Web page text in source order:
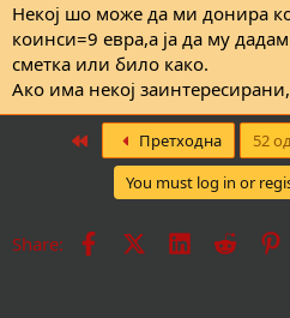
Некој шо може да ми донира
коинси=9 евра,а ја да му
сметка или било како.
Ако има некој
Претходна 52
You must log in or
Share: Facebook LinkedInReddit